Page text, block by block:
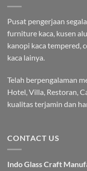
Pusat pengerjaan
furniture kaca, kusen
kanopi kaca tempered,
kaca lainya.
Telah berpengalaman
Hotel, Villa, Restoran,
kualitas terjamin dan
CONTACT US
Indo Glass Craft